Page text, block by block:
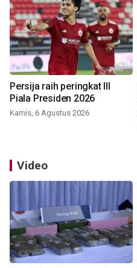
Persija raih peringkat III
Piala Presiden 2026
Kamis, 6 Agustus 2026
Video